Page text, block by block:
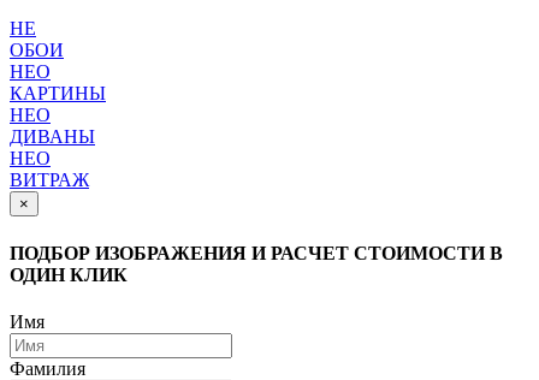
НЕ
ОБОИ
НЕО
КАРТИНЫ
НЕО
ДИВАНЫ
НЕО
ВИТРАЖ
×
ПОДБОР ИЗОБРАЖЕНИЯ И РАСЧЕТ СТОИМОСТИ В
ОДИН КЛИК
Имя
Фамилия